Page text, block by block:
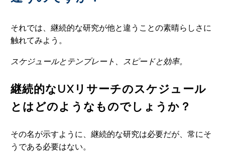
それでは、継続的な研究が他と違うことの素晴らしさに
触れてみよう。
スケジュールとテンプレート、スピードと効率。
継続的なUXリサーチのスケジュール
とはどのようなものでしょうか？
その名が示すように、継続的な研究は必要だが、常にそ
うである必要はない。